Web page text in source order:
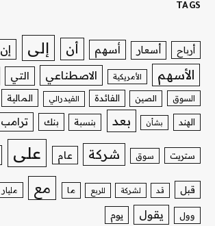
TAGS
أرباح أسعار أسهم أن إلى إن
الأسهم الأمريكية الاصطناعي التي
السوق الصين الفائدة الفيدرالي المالية
الهند بشأن بعد بنسبة بنك ترامب
ستريت سوق شركة عام على
قبل قد لشركة للربع ما مع مليار
وول يقول يوم